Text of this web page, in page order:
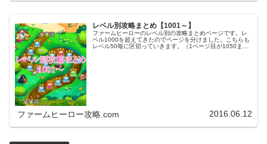
レベル別攻略まとめ【1001～】
ファームヒーローのレベル別の攻略まとめページです。レ
ベル1000を超えてきたのでページを分けました。こちらも
レベル50毎に区切っていきます。（1ページ目が1050ま
ファームヒーロー攻略.com 2016.06.12